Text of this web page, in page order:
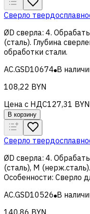
Сверло
ØD сверла: 4.
(сталь). Глубина
обработки стали.
AC.GSD10674 В
108,22 BYN
Цена с НДС127,31 BYN
В корзину
Сверло
ØD сверла: 4.
(сталь), M (нерж.сталь).
Особенности: Сверло
AC.GSD10526 В
140,86 BYN